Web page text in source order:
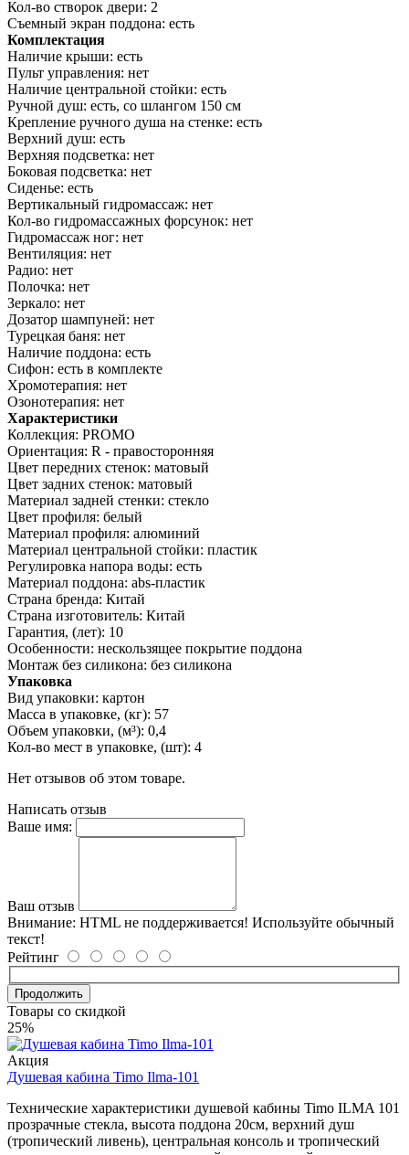
Кол-во створок двери: 2
Съемный экран поддона: есть
Комплектация
Наличие крыши: есть
Пульт управления: нет
Наличие центральной стойки: есть
Ручной душ: есть, со шлангом 150 см
Крепление ручного душа на стенке: есть
Верхний душ: есть
Верхняя подсветка: нет
Боковая подсветка: нет
Сиденье: есть
Вертикальный гидромассаж: нет
Кол-во гидромассажных форсунок: нет
Гидромассаж ног: нет
Вентиляция: нет
Радио: нет
Полочка: нет
Зеркало: нет
Дозатор шампуней: нет
Турецкая баня: нет
Наличие поддона: есть
Сифон: есть в комплекте
Хромотерапия: нет
Озонотерапия: нет
Характеристики
Коллекция: PROMO
Ориентация: R - правосторонняя
Цвет передних стенок: матовый
Цвет задних стенок: матовый
Материал задней стенки: стекло
Цвет профиля: белый
Материал профиля: алюминий
Материал центральной стойки: пластик
Регулировка напора воды: есть
Материал поддона: abs-пластик
Страна бренда: Китай
Страна изготовитель: Китай
Гарантия, (лет): 10
Особенности: нескользящее покрытие поддона
Монтаж без силикона: без силикона
Упаковка
Вид упаковки: картон
Масса в упаковке, (кг): 57
Объем упаковки, (м³): 0,4
Кол-во мест в упаковке, (шт): 4
Нет отзывов об этом товаре.
Написать отзыв
Ваше имя:
Ваш отзыв
Внимание: HTML не поддерживается! Используйте обычный
текст!
Рейтинг
Продолжить
Товары со скидкой
25%
Акция
Душевая кабина Timo Ilma-101
Технические характеристики душевой кабины Timo ILMA 101
прозрачные стекла, высота поддона 20см, верхний душ
(тропический ливень), центральная консоль и тропический